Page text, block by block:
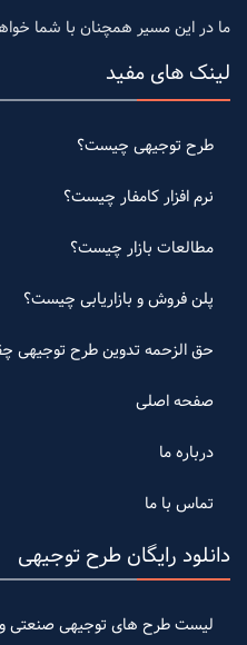
ما در این مسیر همچنان با شما
لینک های مفید
طرح توجیهی چیست؟
نرم افزار کامفار چیست؟
مطالعات بازار چیست؟
پلن فروش و بازاریابی چیست؟
حق الزحمه تدوین طرح توجیهی
صفحه اصلی
درباره ما
تماس با ما
دانلود رایگان طرح توجیهی
لیست طرح های توجیهی صنعتی